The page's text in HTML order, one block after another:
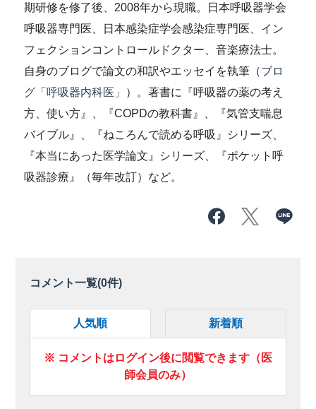
期研修を修了後、2008年から現職。日本呼吸器学会
呼吸器専門医、日本感染症学会感染症専門医、イン
フェクションコントロールドクター、音楽療法士。
自身のブログで論文の和訳やエッセイを執筆（ブロ
グ「呼吸器内科医」 ）。著書に『呼吸器の薬の考え
方、使い方』、『COPDの教科書』、『気管支喘息
バイブル』、『ねころんで読める呼吸』シリーズ、
『本当にあった医学論文』シリーズ、『ポケット呼
吸器診療』（毎年改訂）など。
コメント一覧(0件)
人気順 新着順
※ コメントはログイン後に閲覧できます（医
師会員のみ）